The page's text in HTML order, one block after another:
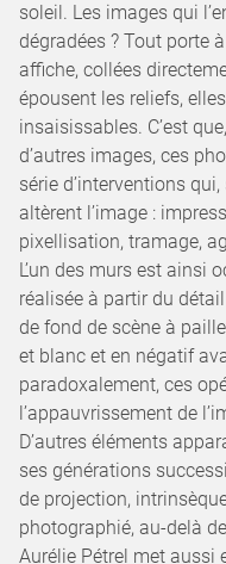
soleil. Les images qui
dégradées ? Tout porte
affiche, collées
épousent les reliefs,
insaisissables. C’est
d’autres images, ces
série d’interventions
altèrent l’image :
pixellisation, tramage,
L’un des murs est ainsi
réalisée à partir du
de fond de scène à
et blanc et en négatif
paradoxalement, ces
l’appauvrissement de
D’autres éléments
ses générations
de projection,
photographié, au-delà
Aurélie Pétrel met aussi